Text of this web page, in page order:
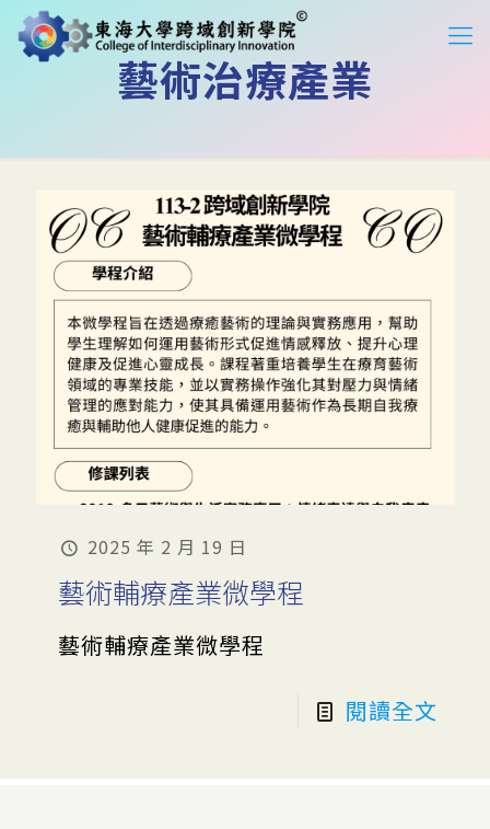
藝術治療產業
2025 年 2 月 19 日
藝術輔療產業微學程
藝術輔療產業微學程
閱讀全文